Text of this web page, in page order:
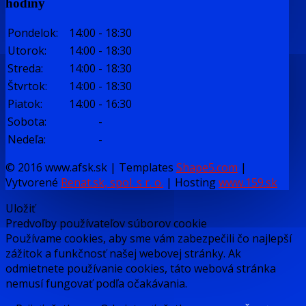
Pondelok: 14:00 - 18:30
Utorok:
14:00 - 18:30
Streda:
14:00 - 18:30
Štvrtok:
14:00 - 18:30
Piatok:
14:00 - 16:30
Sobota:
-
Nedeľa:
-
© 2016 www.afsk.sk | Templates Shape5.com |
Vytvorené Renat.sk, spol. s r. o. | Hostingwww.159.sk
Uložiť
Predvoľby používateľov súborov cookie
Používame cookies, aby sme vám zabezpečili čo najlepší
zážitok a funkčnosť našej webovej stránky. Ak
odmietnete používanie cookies, táto webová stránka
nemusí fungovať podľa očakávania.